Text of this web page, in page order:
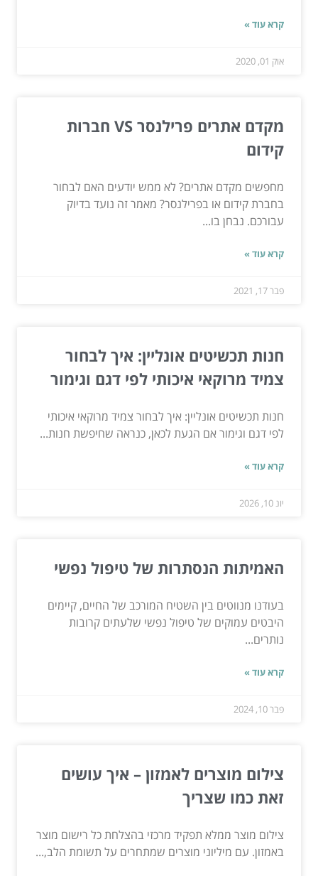
קרא עוד »
אוק 01, 2020
מקדם אתרים פרילנסר VS חברות
קידום
מחפשים מקדם אתרים? לא ממש יודעים האם לבחור
בחברת קידום או בפרילנסר? מאמר זה נועד בדיוק
עבורכם. נבחן בו...
קרא עוד »
פבר 17, 2021
חנות תכשיטים אונליין: איך לבחור
צמיד מרוקאי איכותי לפי דגם וגימור
חנות תכשיטים אונליין: איך לבחור צמיד מרוקאי איכותי
לפי דגם וגימור אם הגעת לכאן, כנראה שחיפשת חנות...
קרא עוד »
יונ 10, 2026
האמיתות הנסתרות של טיפול נפשי
בעודנו מנווטים בין השטיח המורכב של החיים, קיימים
היבטים עמוקים של טיפול נפשי שלעתים קרובות
נותרים...
קרא עוד »
פבר 10, 2024
צילום מוצרים לאמזון – איך עושים
זאת כמו שצריך
צילום מוצר ממלא תפקיד מרכזי בהצלחת כל רישום מוצר
באמזון. עם מיליוני מוצרים שמתחרים על תשומת הלב,...